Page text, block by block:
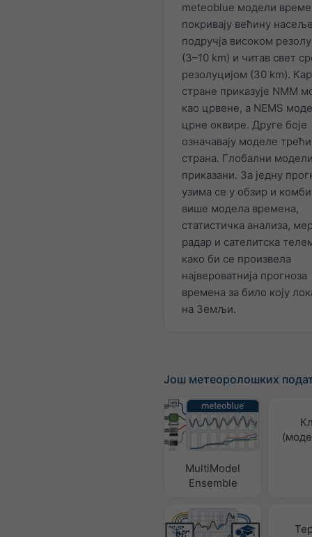
meteoblue модели
покривају већину
подручја високом
(3–10 km) и читав свет
резолуцијом (30 km).
стране приказује NMM
као црвене, а NEMS
црне оквире. Друге боје
означавају моделе
страна. Глобални
приказани. За једну
узима се у обзир и
више модела времена,
статистичка анализа,
радар и сателитска
како би се произвела
највероватнија прогноза
времена за било коју
на Земљи.
Још метеоролошких
MultiModel
Ensemble